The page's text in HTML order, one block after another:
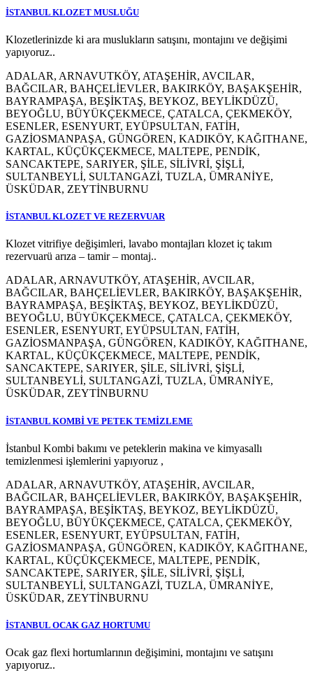
İSTANBUL KLOZET MUSLUĞU
Klozetlerinizde ki ara muslukların satışını, montajını ve değişimi
yapıyoruz..
ADALAR, ARNAVUTKÖY, ATAŞEHİR, AVCILAR,
BAĞCILAR, BAHÇELİEVLER, BAKIRKÖY, BAŞAKŞEHİR,
BAYRAMPAŞA, BEŞİKTAŞ, BEYKOZ, BEYLİKDÜZÜ,
BEYOĞLU, BÜYÜKÇEKMECE, ÇATALCA, ÇEKMEKÖY,
ESENLER, ESENYURT, EYÜPSULTAN, FATİH,
GAZİOSMANPAŞA, GÜNGÖREN, KADIKÖY, KAĞITHANE,
KARTAL, KÜÇÜKÇEKMECE, MALTEPE, PENDİK,
SANCAKTEPE, SARIYER, ŞİLE, SİLİVRİ, ŞİŞLİ,
SULTANBEYLİ, SULTANGAZİ, TUZLA, ÜMRANİYE,
ÜSKÜDAR, ZEYTİNBURNU
İSTANBUL KLOZET VE REZERVUAR
Klozet vitrifiye değişimleri, lavabo montajları klozet iç takım
rezervuarü arıza – tamir – montaj..
ADALAR, ARNAVUTKÖY, ATAŞEHİR, AVCILAR,
BAĞCILAR, BAHÇELİEVLER, BAKIRKÖY, BAŞAKŞEHİR,
BAYRAMPAŞA, BEŞİKTAŞ, BEYKOZ, BEYLİKDÜZÜ,
BEYOĞLU, BÜYÜKÇEKMECE, ÇATALCA, ÇEKMEKÖY,
ESENLER, ESENYURT, EYÜPSULTAN, FATİH,
GAZİOSMANPAŞA, GÜNGÖREN, KADIKÖY, KAĞITHANE,
KARTAL, KÜÇÜKÇEKMECE, MALTEPE, PENDİK,
SANCAKTEPE, SARIYER, ŞİLE, SİLİVRİ, ŞİŞLİ,
SULTANBEYLİ, SULTANGAZİ, TUZLA, ÜMRANİYE,
ÜSKÜDAR, ZEYTİNBURNU
İSTANBUL KOMBİ VE PETEK TEMİZLEME
İstanbul Kombi bakımı ve peteklerin makina ve kimyasallı
temizlenmesi işlemlerini yapıyoruz ,
ADALAR, ARNAVUTKÖY, ATAŞEHİR, AVCILAR,
BAĞCILAR, BAHÇELİEVLER, BAKIRKÖY, BAŞAKŞEHİR,
BAYRAMPAŞA, BEŞİKTAŞ, BEYKOZ, BEYLİKDÜZÜ,
BEYOĞLU, BÜYÜKÇEKMECE, ÇATALCA, ÇEKMEKÖY,
ESENLER, ESENYURT, EYÜPSULTAN, FATİH,
GAZİOSMANPAŞA, GÜNGÖREN, KADIKÖY, KAĞITHANE,
KARTAL, KÜÇÜKÇEKMECE, MALTEPE, PENDİK,
SANCAKTEPE, SARIYER, ŞİLE, SİLİVRİ, ŞİŞLİ,
SULTANBEYLİ, SULTANGAZİ, TUZLA, ÜMRANİYE,
ÜSKÜDAR, ZEYTİNBURNU
İSTANBUL OCAK GAZ HORTUMU
Ocak gaz flexi hortumlarının değişimini, montajını ve satışını
yapıyoruz..